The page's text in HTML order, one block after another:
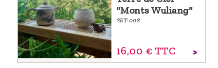
"Monts Wuliang"
SET-008
16,00 € TTC